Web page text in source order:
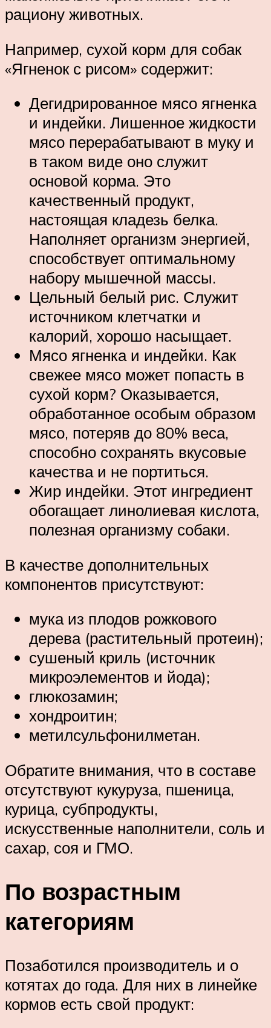
рациону животных.
Например, сухой корм для собак
«Ягненок с рисом» содержит:
Дегидрированное мясо ягненка
и индейки. Лишенное жидкости
мясо перерабатывают в муку и
в таком виде оно служит
основой корма. Это
качественный продукт,
настоящая кладезь белка.
Наполняет организм энергией,
способствует оптимальному
набору мышечной массы.
Цельный белый рис. Служит
источником клетчатки и
калорий, хорошо насыщает.
Мясо ягненка и индейки. Как
свежее мясо может попасть в
сухой корм? Оказывается,
обработанное особым образом
мясо, потеряв до 80% веса,
способно сохранять вкусовые
качества и не портиться.
Жир индейки. Этот ингредиент
обогащает линолиевая кислота,
полезная организму собаки.
В качестве дополнительных
компонентов присутствуют:
мука из плодов рожкового
дерева (растительный протеин);
сушеный криль (источник
микроэлементов и йода);
глюкозамин;
хондроитин;
метилсульфонилметан.
Обратите внимания, что в составе
отсутствуют кукуруза, пшеница,
курица, субпродукты,
искусственные наполнители, соль и
сахар, соя и ГМО.
По возрастным
категориям
Позаботился производитель и о
котятах до года. Для них в линейке
кормов есть свой продукт: